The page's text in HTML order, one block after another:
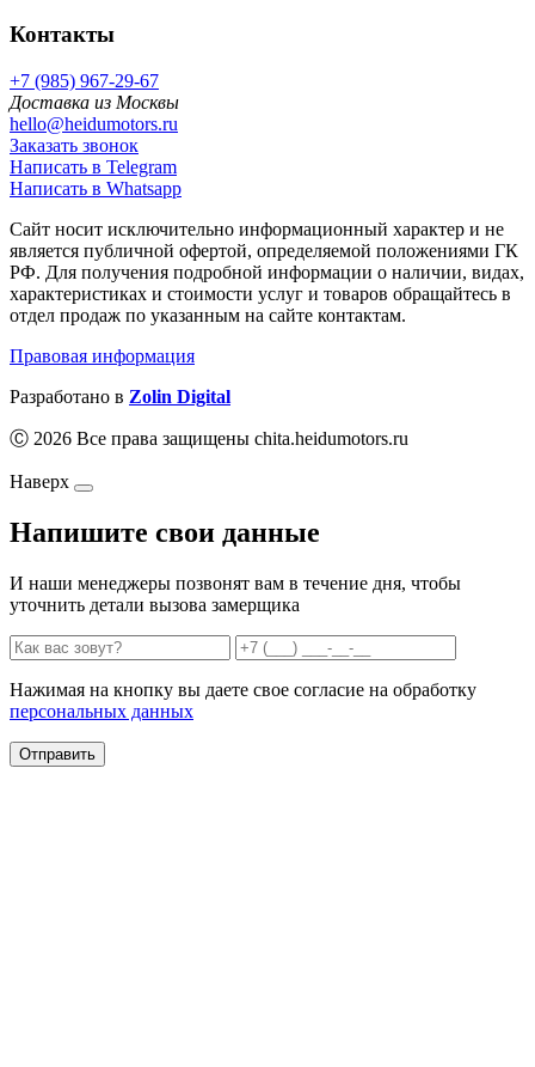
Контакты
+7 (985) 967-29-67
Доставка из Москвы
hello@heidumotors.ru
Заказать звонок
Написать в Telegram
Написать в Whatsapp
Сайт носит исключительно информационный характер и не
является публичной офертой, определяемой положениями ГК
РФ. Для получения подробной информации о наличии, видах,
характеристиках и стоимости услуг и товаров обращайтесь в
отдел продаж по указанным на сайте контактам.
Правовая информация
Разработано в Zolin Digital
Ⓒ 2026 Все права защищены chita.heidumotors.ru
Наверх
Напишите свои данные
И наши менеджеры позвонят вам в течение дня, чтобы
уточнить детали вызова замерщика
Нажимая на кнопку вы даете свое согласие на обработку
персональных данных
Отправить